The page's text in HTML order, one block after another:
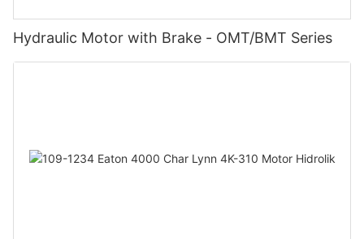
Hydraulic Motor with Brake - OMT/BMT Series